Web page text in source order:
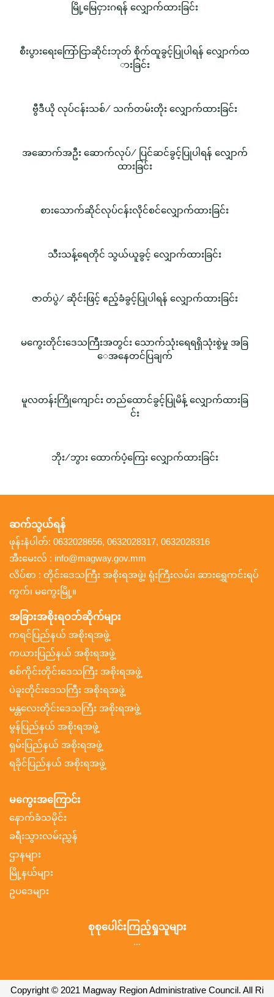
မြို့မြေငှားဂရန် လျှောက်ထားခြင်း
စီးပွားရေးကြော်ငြာဆိုင်းဘုတ် စိုက်ထူခွင့်ပြုပါရန် လျှောက်ထ
ားခြင်း
ဗွီဒီယို လုပ်ငန်းသစ်/ သက်တမ်းတိုး လျှောက်ထားခြင်း
အဆောက်အဦး ဆောက်လုပ်/ ပြင်ဆင်ခွင့်ပြုပါရန် လျှောက်
ထားခြင်း
စားသောက်ဆိုင်လုပ်ငန်းလိုင်စင်လျှောက်ထားခြင်း
သီးသန့်ရေတိုင် သွယ်ယူခွင့် လျှောက်ထားခြင်း
ဇာတ်ပွဲ/ ဆိုင်းဖြင့် ဧည့်ခံခွင့်ပြုပါရန် လျှောက်ထားခြင်း
မကွေးတိုင်းဒေသကြီးအတွင်း သောက်သုံးရေရရှိသုံးစွဲမှု အခြ
ေအနေတင်ပြချက်
မူလတန်းကြိုကျောင်း တည်ထောင်ခွင့်ပြုမိန့် လျှောက်ထားခြ
င်း
ဘိုး/ဘွား ထောက်ပံ့ကြေး လျှောက်ထားခြင်း
ဆက်သွယ်ရန်
ဖုန်းနံပါတ်: 0632028656, 0632028317, 0632028316
အီးမေးလ် : info@magway.gov.mm
လိပ်စာ : တိုင်းဒေသကြီး အစိုးရအဖွဲ့၊ ရုံးကြီးလမ်း၊ ဆားရွှေကင်းရပ်
ကွက်၊ မကွေးမြို့။
အခြားအစိုးရဝဘ်ဆိုက်များ
ကရင်ပြည်နယ် အစိုးရအဖွဲ့
ကယားပြည်နယ် အစိုးရအဖွဲ့
စစ်ကိုင်းတိုင်းဒေသကြီး အစိုးရအဖွဲ့
ပဲခူးတိုင်းဒေသကြီး အစိုးရအဖွဲ့
မန္တလေးတိုင်းဒေသကြီး အစိုးရအဖွဲ့
မွန်ပြည်နယ် အစိုးရအဖွဲ့
ရှမ်းပြည်နယ် အစိုးရအဖွဲ့
ရခိုင်ပြည်နယ် အစိုးရအဖွဲ့
မကွေးအကြောင်း
နောက်ခံသမိုင်း
ခရီးသွားလမ်းညွှန်
ဌာနများ
မြို့နယ်များ
ဥပဒေများ
စုစုပေါင်းကြည့်ရှုသူများ
...
Copyright © 2021 Magway Region Administrative Council. All Ri